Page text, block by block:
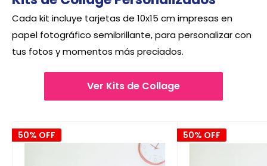
Cada kit incluye tarjetas de 10x15 cm impresas en
papel fotográfico semibrillante, para personalizar con
tus fotos y momentos más preciados.
Ver Kits de Collage
50% OFF 50% OFF